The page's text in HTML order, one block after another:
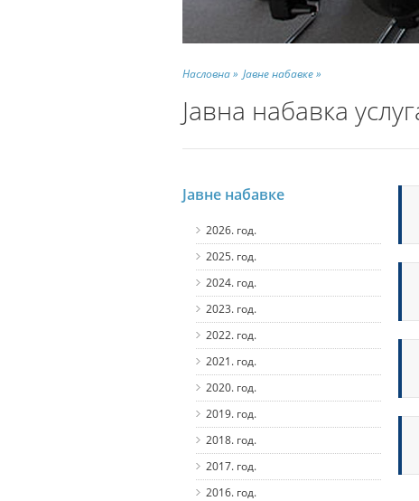
Насловна » Јавне набавке »
Јавна набавка
Јавне набавке
2026. год.
2025. год.
2024. год.
2023. год.
2022. год.
2021. год.
2020. год.
2019. год.
2018. год.
2017. год.
2016. год.